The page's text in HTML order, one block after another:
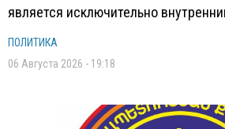
является исключительно
ПОЛИТИКА
06 Августа 2026 - 19:18